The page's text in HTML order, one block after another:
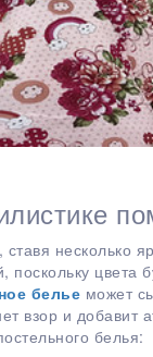
несколько
цвета
белье может
взор и добавит
белья: